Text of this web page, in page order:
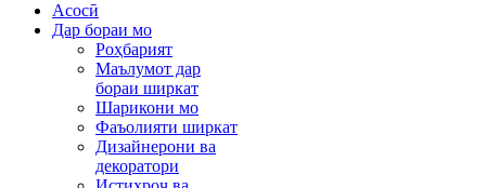
Асосӣ
Дар бораи мо
Роҳбарият
Маълумот дар
бораи ширкат
Шарикони мо
Фаъолияти ширкат
Дизайнерони ва
декоратори